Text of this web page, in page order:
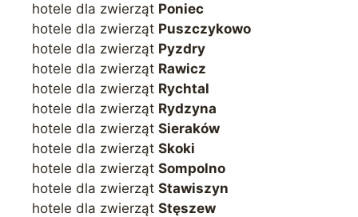
hotele dla zwierząt Poniec
hotele dla zwierząt Puszczykowo
hotele dla zwierząt Pyzdry
hotele dla zwierząt Rawicz
hotele dla zwierząt Rychtal
hotele dla zwierząt Rydzyna
hotele dla zwierząt Sieraków
hotele dla zwierząt Skoki
hotele dla zwierząt Sompolno
hotele dla zwierząt Stawiszyn
hotele dla zwierząt Stęszew